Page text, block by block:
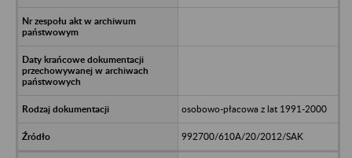
osobowo-płacowa z lat 1991-2000
992700/610A/20/2012/SAK